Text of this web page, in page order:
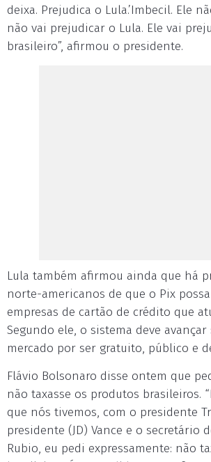
deixa. Prejudica o Lula.’Imbecil. Ele
não vai prejudicar o Lula. Ele vai
brasileiro”, afirmou o presidente.
Lula também afirmou ainda que há
norte-americanos de que o Pix
empresas de cartão de crédito que
Segundo ele, o sistema deve avançar
mercado por ser gratuito, público e
Flávio Bolsonaro disse ontem que
não taxasse os produtos brasileiros.
que nós tivemos, com o presidente
presidente (JD) Vance e o secretário
Rubio, eu pedi expressamente: não